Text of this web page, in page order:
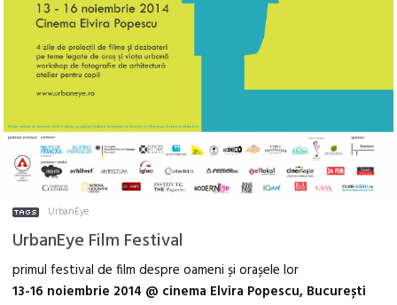
UrbanEye
UrbanEye Film Festival
primul festival de film despre oameni și orașele lor
13-16 noiembrie 2014 @ cinema Elvira Popescu, București